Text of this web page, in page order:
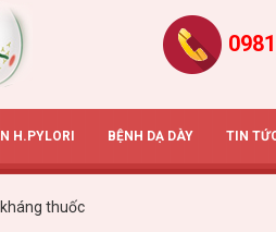
H.PYLORI BỆNH DẠ DÀY TIN
thuốc